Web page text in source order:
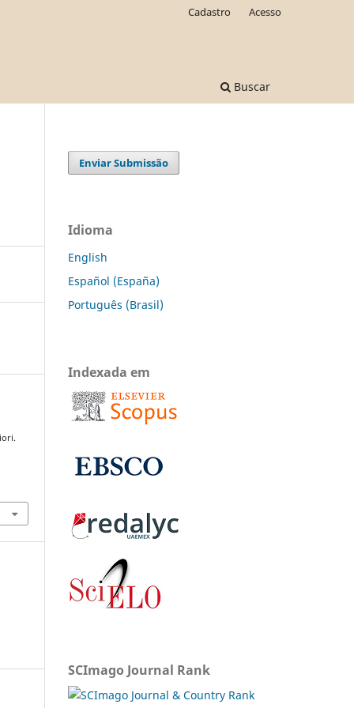
Buscar
Cadastro Acesso
Enviar Submissão
Idioma
English
Español (España)
Português (Brasil)
Indexada em
SCImago Journal Rank